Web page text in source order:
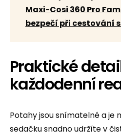
Maxi-Cosi 360 Pro
bezpečí při cestování
Praktické
každodenní
Potahy jsou snímatelné a je
sedačku snadno udržíte v